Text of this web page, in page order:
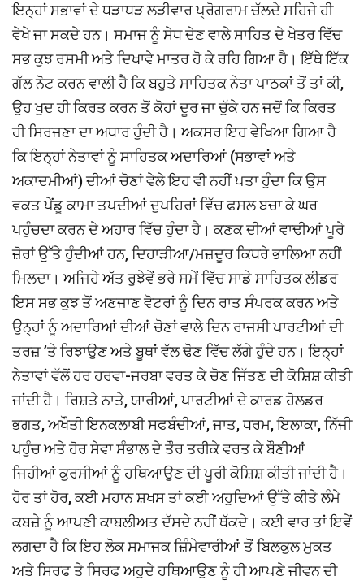
ਇਨ੍ਹਾਂ ਸਭਾਵਾਂ ਦੇ ਧੜਾਧੜ ਲੜੀਵਾਰ ਪ੍ਰੋਗਰਾਮ ਚੱਲਦੇ ਸਹਿਜੇ ਹੀ
ਵੇਖੇ ਜਾ ਸਕਦੇ ਹਨ। ਸਮਾਜ ਨੂੰ ਸੇਧ ਦੇਣ ਵਾਲੇ ਸਾਹਿਤ ਦੇ ਖੇਤਰ ਵਿੱਚ
ਸਭ ਕੁਝ ਰਸਮੀ ਅਤੇ ਦਿਖਾਵੇ ਮਾਤਰ ਹੋ ਕੇ ਰਹਿ ਗਿਆ ਹੈ। ਇੱਥੇ ਇੱਕ
ਗੱਲ ਨੋਟ ਕਰਨ ਵਾਲੀ ਹੈ ਕਿ ਬਹੁਤੇ ਸਾਹਿਤਕ ਨੇਤਾ ਪਾਠਕਾਂ ਤੋਂ ਤਾਂ ਕੀ,
ਉਹ ਖੁਦ ਹੀ ਕਿਰਤ ਕਰਨ ਤੋਂ ਕੋਹਾਂ ਦੂਰ ਜਾ ਚੁੱਕੇ ਹਨ ਜਦੋਂ ਕਿ ਕਿਰਤ
ਹੀ ਸਿਰਜਣਾ ਦਾ ਅਧਾਰ ਹੁੰਦੀ ਹੈ। ਅਕਸਰ ਇਹ ਵੇਖਿਆ ਗਿਆ ਹੈ
ਕਿ ਇਨ੍ਹਾਂ ਨੇਤਾਵਾਂ ਨੂੰ ਸਾਹਿਤਕ ਅਦਾਰਿਆਂ (ਸਭਾਵਾਂ ਅਤੇ
ਅਕਾਦਮੀਆਂ) ਦੀਆਂ ਚੋਣਾਂ ਵੇਲੇ ਇਹ ਵੀ ਨਹੀਂ ਪਤਾ ਹੁੰਦਾ ਕਿ ਉਸ
ਵਕਤ ਪੇਂਡੂ ਕਾਮਾ ਤਪਦੀਆਂ ਦੁਪਹਿਰਾਂ ਵਿੱਚ ਫਸਲ ਬਚਾ ਕੇ ਘਰ
ਪਹੁੰਚਦਾ ਕਰਨ ਦੇ ਅਹਾਰ ਵਿੱਚ ਹੁੰਦਾ ਹੈ। ਕਣਕ ਦੀਆਂ ਵਾਢੀਆਂ ਪੂਰੇ
ਜ਼ੋਰਾਂ ਉੱਤੇ ਹੁੰਦੀਆਂ ਹਨ, ਦਿਹਾੜੀਆ/ਮਜ਼ਦੂਰ ਕਿਧਰੇ ਭਾਲਿਆ ਨਹੀਂ
ਮਿਲਦਾ। ਅਜਿਹੇ ਅੱਤ ਰੁਝੇਵੇਂ ਭਰੇ ਸਮੇਂ ਵਿੱਚ ਸਾਡੇ ਸਾਹਿਤਕ ਲੀਡਰ
ਇਸ ਸਭ ਕੁਝ ਤੋਂ ਅਣਜਾਣ ਵੋਟਰਾਂ ਨੂੰ ਦਿਨ ਰਾਤ ਸੰਪਰਕ ਕਰਨ ਅਤੇ
ਉਨ੍ਹਾਂ ਨੂੰ ਅਦਾਰਿਆਂ ਦੀਆਂ ਚੋਣਾਂ ਵਾਲੇ ਦਿਨ ਰਾਜਸੀ ਪਾਰਟੀਆਂ ਦੀ
ਤਰਜ਼ ’ਤੇ ਰਿਝਾਉਣ ਅਤੇ ਬੂਥਾਂ ਵੱਲ ਢੋਣ ਵਿੱਚ ਲੱਗੇ ਹੁੰਦੇ ਹਨ। ਇਨ੍ਹਾਂ
ਨੇਤਾਵਾਂ ਵੱਲੋਂ ਹਰ ਹਰਵਾ-ਜਰਬਾ ਵਰਤ ਕੇ ਚੋਣ ਜਿੱਤਣ ਦੀ ਕੋਸ਼ਿਸ਼ ਕੀਤੀ
ਜਾਂਦੀ ਹੈ। ਰਿਸ਼ਤੇ ਨਾਤੇ, ਯਾਰੀਆਂ, ਪਾਰਟੀਆਂ ਦੇ ਕਾਰਡ ਹੋਲਡਰ
ਭਗਤ, ਅਖੌਤੀ ਇਨਕਲਾਬੀ ਸਫਬੰਦੀਆਂ, ਜਾਤ, ਧਰਮ, ਇਲਾਕਾ, ਨਿੱਜੀ
ਪਹੁੰਚ ਅਤੇ ਹੋਰ ਸੇਵਾ ਸੰਭਾਲ ਦੇ ਤੌਰ ਤਰੀਕੇ ਵਰਤ ਕੇ ਬੌਣੀਆਂ
ਜਿਹੀਆਂ ਕੁਰਸੀਆਂ ਨੂੰ ਹਥਿਆਉਣ ਦੀ ਪੂਰੀ ਕੋਸ਼ਿਸ਼ ਕੀਤੀ ਜਾਂਦੀ ਹੈ।
ਹੋਰ ਤਾਂ ਹੋਰ, ਕਈ ਮਹਾਨ ਸ਼ਖਸ ਤਾਂ ਕਈ ਅਹੁਦਿਆਂ ਉੱਤੇ ਕੀਤੇ ਲੰਮੇ
ਕਬਜ਼ੇ ਨੂੰ ਆਪਣੀ ਕਾਬਲੀਅਤ ਦੱਸਦੇ ਨਹੀਂ ਥੱਕਦੇ। ਕਈ ਵਾਰ ਤਾਂ ਇਵੇਂ
ਲਗਦਾ ਹੈ ਕਿ ਇਹ ਲੋਕ ਸਮਾਜਕ ਜ਼ਿੰਮੇਵਾਰੀਆਂ ਤੋਂ ਬਿਲਕੁਲ ਮੁਕਤ
ਅਤੇ ਸਿਰਫ ਤੇ ਸਿਰਫ ਅਹੁਦੇ ਹਥਿਆਉਣ ਨੂੰ ਹੀ ਆਪਣੇ ਜੀਵਨ ਦੀ